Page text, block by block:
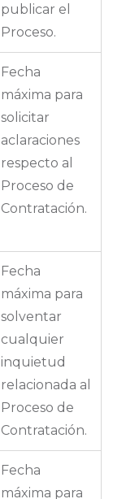
publicar el
Proceso.
Fecha
máxima para
solicitar
aclaraciones
respecto al
Proceso de
Contratación.
Fecha
máxima para
solventar
cualquier
inquietud
relacionada al
Proceso de
Contratación.
Fecha
máxima para